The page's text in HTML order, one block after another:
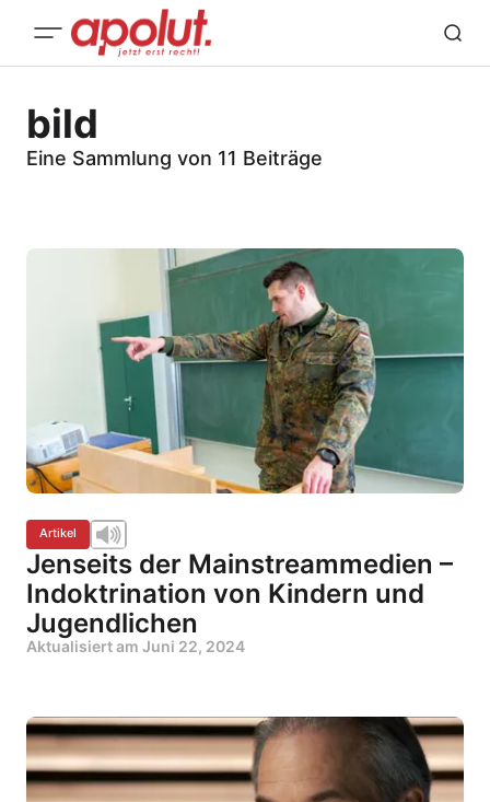
bild
Eine Sammlung von 11 Beiträge
Artikel
Jenseits der Mainstreammedien –
Indoktrination von Kindern und
Jugendlichen
Aktualisiert am Juni 22, 2024